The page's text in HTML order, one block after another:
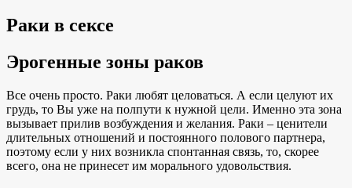
Раки в сексе
Эрогенные зоны раков
Все очень просто. Раки любят целоваться. А если целуют их
грудь, то Вы уже на полпути к нужной цели. Именно эта зона
вызывает прилив возбуждения и желания. Раки – ценители
длительных отношений и постоянного полового партнера,
поэтому если у них возникла спонтанная связь, то, скорее
всего, она не принесет им морального удовольствия.